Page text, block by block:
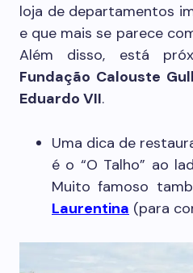
loja de departamentos
e que mais se parece
Além disso, está
Fundação Calouste
Eduardo VII.
Uma dica de
é o “O Talho” ao
Muito famoso
Laurentina (para